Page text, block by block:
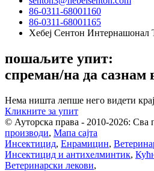
86-0311-68001160
86-0311-68001165
Хебеј Сентон Интернашонал
пошаљите упит:
спреман/на да сазнам
Нема ништа лепше него видети
Кликните за упит
© Ауторска права - 2010-2026: Сва
производи, Мапа сајта
Инсектицид, Енрамицин,
Инсектицид и антихелминтик,
Ветеринарски лекови,